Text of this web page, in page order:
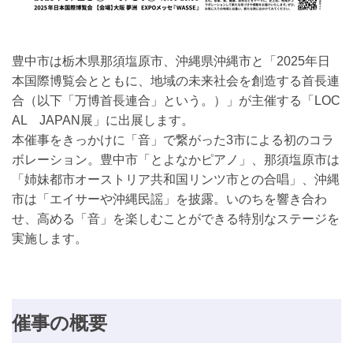
豊中市は栃木県那須塩原市、沖縄県沖縄市と「2025年日
本国際博覧会とともに、地域の未来社会を創造する首長連
合（以下「万博首長連合」という。）」が主催する「LOC
AL JAPAN展」に出展します。
本催事をきっかけに「音」で繋がった3市による初のコラ
ボレーション。豊中市「とよなかピアノ」、那須塩原市は
「姉妹都市オーストリア共和国リンツ市との合唱」、沖縄
市は「エイサーや沖縄民謡」を披露。いのちを響き合わ
せ、高める「音」を楽しむことができる特別なステージを
実施します。
催事の概要